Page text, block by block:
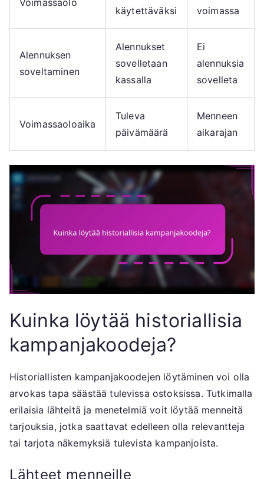
Voimassaolo
käytettäväksi
voimassa
Alennuksen
soveltaminen
Alennukset
sovelletaan
kassalla
Ei
alennuksia
sovelleta
Voimassaoloaika
Tuleva
päivämäärä
Menneen
aikarajan
Kuinka löytää historiallisia
kampanjakoodeja?
Historiallisten kampanjakoodejen löytäminen voi olla
arvokas tapa säästää tulevissa ostoksissa. Tutkimalla
erilaisia lähteitä ja menetelmiä voit löytää menneitä
tarjouksia, jotka saattavat edelleen olla relevantteja
tai tarjota näkemyksiä tulevista kampanjoista.
Lähteet menneille